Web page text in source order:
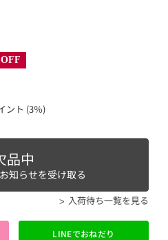
ント (3％)
品中
知らせを受け取る
入荷待ち一覧を見る
LINEでおねだり